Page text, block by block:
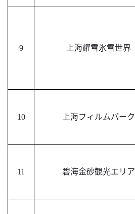
9 上海耀雪氷雪世界
10 上海フィルムパーク
11 碧海金砂観光エリア